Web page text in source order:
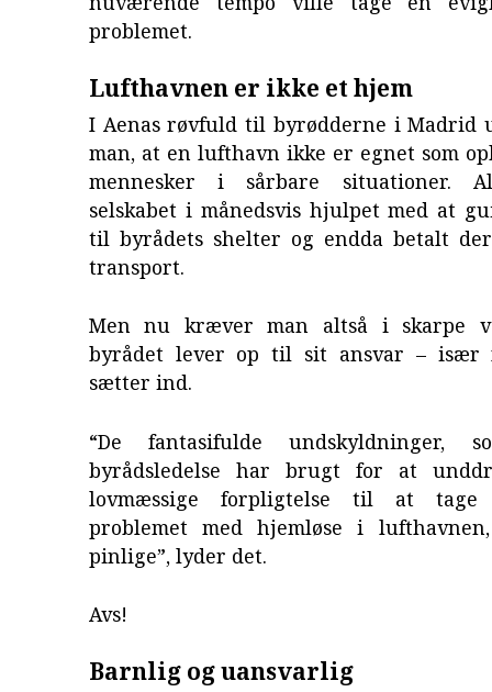
problemet.
Lufthavnen er ikke et hjem
I Aenas røvfuld til byrødderne i Madrid
man, at en lufthavn ikke er egnet som
mennesker i sårbare situationer.
selskabet i månedsvis hjulpet med at
til byrådets shelter og endda betalt
transport.
Men nu kræver man altså i skarpe
byrådet lever op til sit ansvar – især
sætter ind.
“De fantasifulde undskyldninger,
byrådsledelse har brugt for at
lovmæssige forpligtelse til at
problemet med hjemløse i
pinlige”, lyder det.
Avs!
Barnlig og uansvarlig